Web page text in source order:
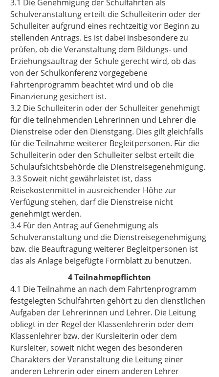
3.1 Die Genehmigung der Schulfahrten als
Schulveranstaltung erteilt die Schulleiterin oder der
Schulleiter aufgrund eines rechtzeitig vor Beginn zu
stellenden Antrags. Es ist dabei insbesondere zu
prüfen, ob die Veranstaltung dem Bildungs- und
Erziehungsauftrag der Schule gerecht wird, ob das
von der Schulkonferenz vorgegebene
Fahrtenprogramm beachtet wird und ob die
Finanzierung gesichert ist.
3.2 Die Schulleiterin oder der Schulleiter genehmigt
für die teilnehmenden Lehrerinnen und Lehrer die
Dienstreise oder den Dienstgang. Dies gilt gleichfalls
für die Teilnahme weiterer Begleitpersonen. Für die
Schulleiterin oder den Schulleiter selbst erteilt die
Schulaufsichtsbehörde die Dienstreisegenehmigung.
3.3 Soweit nicht gewährleistet ist, dass
Reisekostenmittel in ausreichender Höhe zur
Verfügung stehen, darf die Dienstreise nicht
genehmigt werden.
3.4 Für den Antrag auf Genehmigung als
Schulveranstaltung und die Dienstreisegenehmigung
bzw. die Beauftragung weiterer Begleitpersonen ist
das als Anlage beigefügte Formblatt zu benutzen.
4 Teilnahmepflichten
4.1 Die Teilnahme an nach dem Fahrtenprogramm
festgelegten Schulfahrten gehört zu den dienstlichen
Aufgaben der Lehrerinnen und Lehrer. Die Leitung
obliegt in der Regel der Klassenlehrerin oder dem
Klassenlehrer bzw. der Kursleiterin oder dem
Kursleiter, soweit nicht wegen des besonderen
Charakters der Veranstaltung die Leitung einer
anderen Lehrerin oder einem anderen Lehrer